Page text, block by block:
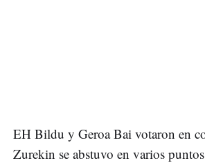
EH Bildu y Geroa Bai votaron en
Zurekin se abstuvo en varios